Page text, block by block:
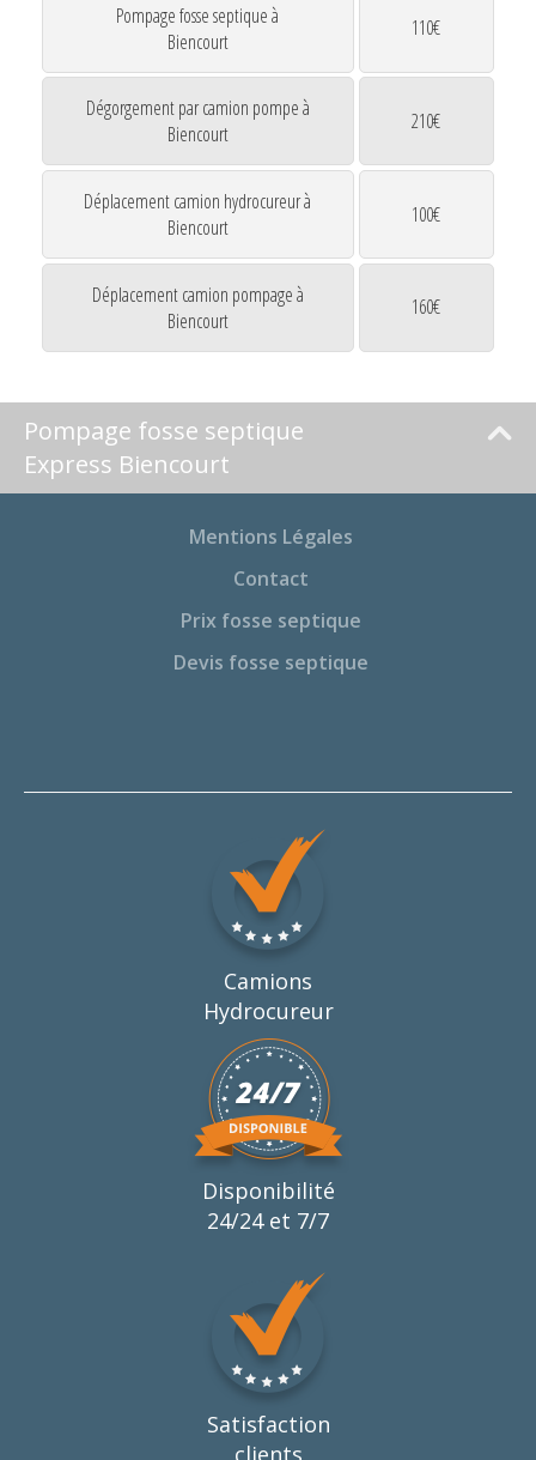
Pompage fosse septique à
Biencourt
110€
Dégorgement par camion pompe à
Biencourt
210€
Déplacement camion hydrocureur à
Biencourt
100€
Déplacement camion pompage à
Biencourt
160€
Pompage fosse septique
Express Biencourt
Mentions Légales
Contact
Prix fosse septique
Devis fosse septique
Camions
Hydrocureur
Disponibilité
24/24 et 7/7
Satisfaction
clients